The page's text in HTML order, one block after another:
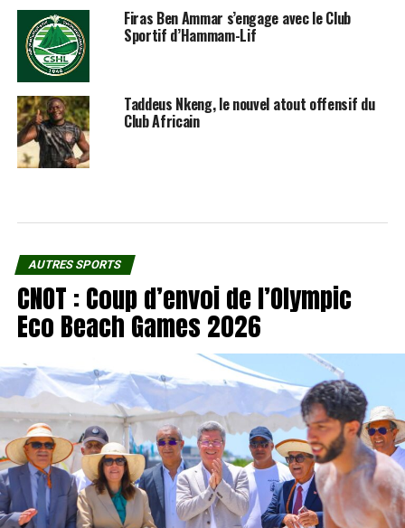
Firas Ben Ammar s’engage avec le Club
Sportif d’Hammam-Lif
Taddeus Nkeng, le nouvel atout offensif du
Club Africain
AUTRES SPORTS
CNOT : Coup d’envoi de l’Olympic
Eco Beach Games 2026